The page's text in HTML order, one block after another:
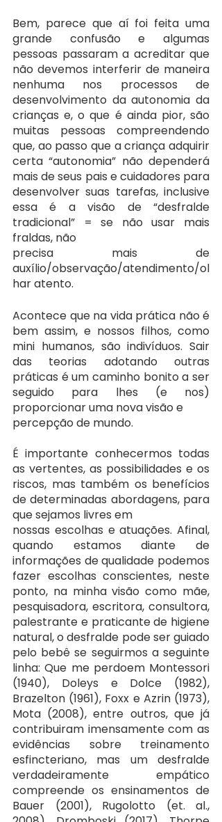
Bem, parece que aí foi feita uma
grande confusão e algumas
pessoas passaram a acreditar que
não devemos interferir de maneira
nenhuma nos processos de
desenvolvimento da autonomia da
crianças e, o que é ainda pior, são
muitas pessoas compreendendo
que, ao passo que a criança adquirir
certa “autonomia” não dependerá
mais de seus pais e cuidadores para
desenvolver suas tarefas, inclusive
essa é a visão de “desfralde
tradicional” = se não usar mais
fraldas, não
precisa mais de
auxílio/observação/atendimento/ol
har atento.
Acontece que na vida prática não é
bem assim, e nossos filhos, como
mini humanos, são indivíduos. Sair
das teorias adotando outras
práticas é um caminho bonito a ser
seguido para lhes (e nos)
proporcionar uma nova visão e
percepção de mundo.
É importante conhecermos todas
as vertentes, as possibilidades e os
riscos, mas também os benefícios
de determinadas abordagens, para
que sejamos livres em
nossas escolhas e atuações. Afinal,
quando estamos diante de
informações de qualidade podemos
fazer escolhas conscientes, neste
ponto, na minha visão como mãe,
pesquisadora, escritora, consultora,
palestrante e praticante de higiene
natural, o desfralde pode ser guiado
pelo bebê se seguirmos a seguinte
linha: Que me perdoem Montessori
(1940), Doleys e Dolce (1982),
Brazelton (1961), Foxx e Azrin (1973),
Mota (2008), entre outros, que já
contribuiram imensamente com as
evidências sobre treinamento
esfincteriano, mas um desfralde
verdadeiramente empático
compreende os ensinamentos de
Bauer (2001), Rugolotto (et. al.,